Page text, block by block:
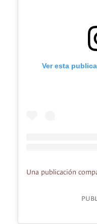
Ver esta